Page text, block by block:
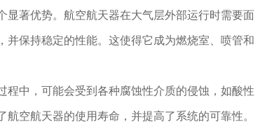
著优势。航空航天器在大气层外部运行时需要面
保持稳定的性能。这使得它成为燃烧室、喷管和
中，可能会受到各种腐蚀性介质的侵蚀，如酸性
空航天器的使用寿命，并提高了系统的可靠性。